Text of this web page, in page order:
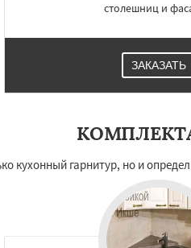
столешниц и
ЗАКАЗАТЬ
кухонный гарнитур, но и